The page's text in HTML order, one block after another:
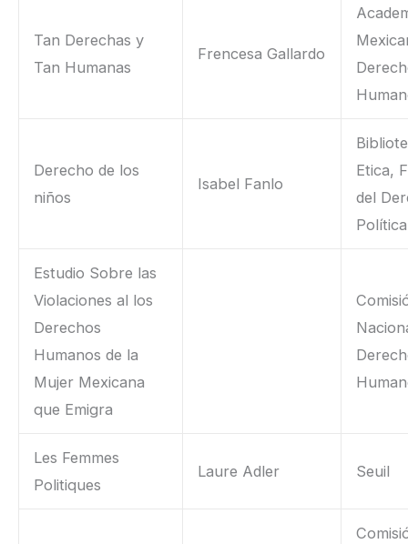
Tan Derechas y
Tan Humanas
Frencesa Gallardo
Derecho de los
niños
Isabel Fanlo
Etica,
del
Política
Estudio Sobre las
Violaciones al los
Derechos
Humanos de la
Mujer Mexicana
que Emigra
Les Femmes
Politiques
Laure Adler Seuil